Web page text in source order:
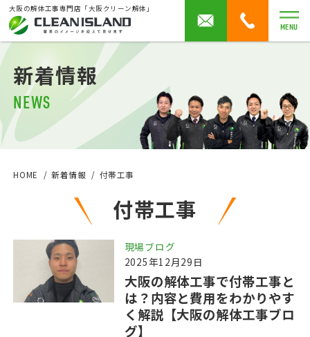
大阪の解体工事専門店「大阪クリーン解体」
MENU
新着情報
NEWS
HOME 新着情報 付帯工事
付帯工事
現場ブログ
2025年12月29日
大阪の解体工事で付帯工事と
は？内容と費用をわかりやす
く解説【大阪の解体工事ブロ
グ】